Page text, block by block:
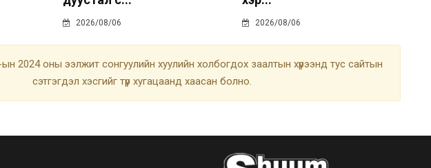
2026/08/06 2026/08/06
оны ээлжит сонгуулийн хуулийн холбогдох заалтын хүрээнд тус сайтын
сэтгэгдэл хэсгийг түр хугацаанд хаасан болно.